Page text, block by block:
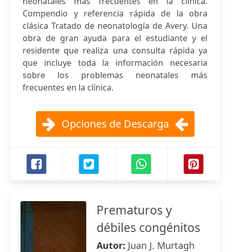
Compendio y referencia rápida de la obra
clásica Tratado de neonatología de Avery. Una
obra de gran ayuda para el estudiante y el
residente que realiza una consulta rápida ya
que incluye toda la información necesaria
sobre los problemas neonatales más
frecuentes en la clínica.
Opciones de Descarga
Prematuros y
débiles congénitos
Autor: Juan J. Murtagh